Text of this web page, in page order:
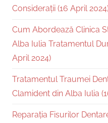
Considerații (16 April
Cum Abordează Clinica
Alba Iulia Tratamentul
April 2024)
Tratamentul Traumei
Clamident din Alba Iulia
Reparația Fisurilor